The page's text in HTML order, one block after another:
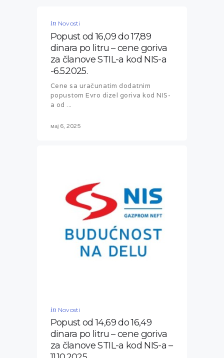
in Novosti
Popust od 16,09 do 17,89
dinara po litru – cene goriva
za članove STIL-a kod NIS-a
-6.5.2025.
Cene sa uračunatim dodatnim
popustom Evro dizel goriva kod NIS-
a od ...
мај 6, 2025
in Novosti
Popust od 14,69 do 16,49
dinara po litru – cene goriva
za članove STIL-a kod NIS-a –